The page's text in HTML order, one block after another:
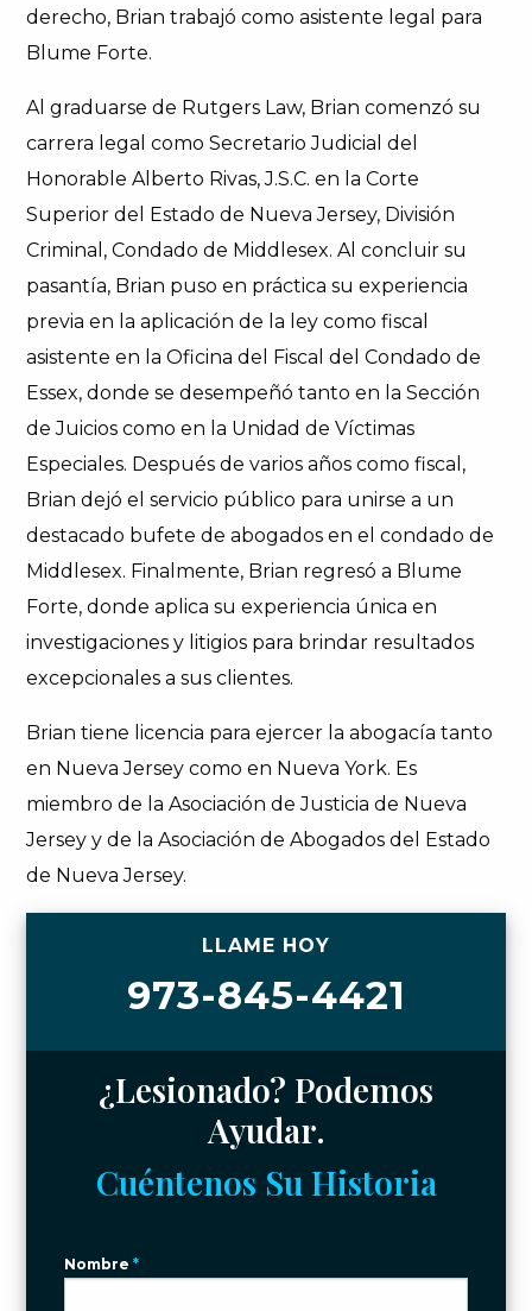
derecho, Brian trabajó como asistente legal para
Blume Forte.
Al graduarse de Rutgers Law, Brian comenzó su
carrera legal como Secretario Judicial del
Honorable Alberto Rivas, J.S.C. en la Corte
Superior del Estado de Nueva Jersey, División
Criminal, Condado de Middlesex. Al concluir su
pasantía, Brian puso en práctica su experiencia
previa en la aplicación de la ley como fiscal
asistente en la Oficina del Fiscal del Condado de
Essex, donde se desempeñó tanto en la Sección
de Juicios como en la Unidad de Víctimas
Especiales. Después de varios años como fiscal,
Brian dejó el servicio público para unirse a un
destacado bufete de abogados en el condado de
Middlesex. Finalmente, Brian regresó a Blume
Forte, donde aplica su experiencia única en
investigaciones y litigios para brindar resultados
excepcionales a sus clientes.
Brian tiene licencia para ejercer la abogacía tanto
en Nueva Jersey como en Nueva York. Es
miembro de la Asociación de Justicia de Nueva
Jersey y de la Asociación de Abogados del Estado
de Nueva Jersey.
LLAME HOY
973-845-4421
¿Lesionado? Podemos
Ayudar.
Cuéntenos Su Historia
Nombre*